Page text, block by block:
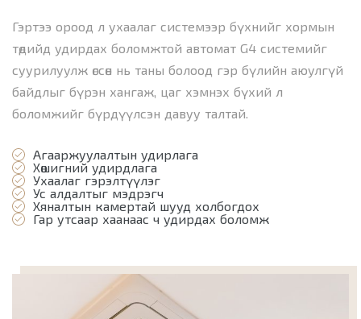
Гэртээ ороод л ухаалаг системээр бүхнийг хормын
төдийд удирдах боломжтой автомат G4 системийг
суурилуулж өгсөн нь таны болоод гэр бүлийн аюулгүй
байдлыг бүрэн хангаж, цаг хэмнэх бүхий л
боломжийг бүрдүүлсэн давуу талтай.
Агааржуулалтын удирлага
Хөшигний удирдлага
Ухаалаг гэрэлтүүлэг
Ус алдалтыг мэдрэгч
Хяналтын камертай шууд холбогдох
Гар утсаар хаанаас ч удирдах боломж